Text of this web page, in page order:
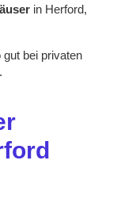
in Herford,
bei privaten